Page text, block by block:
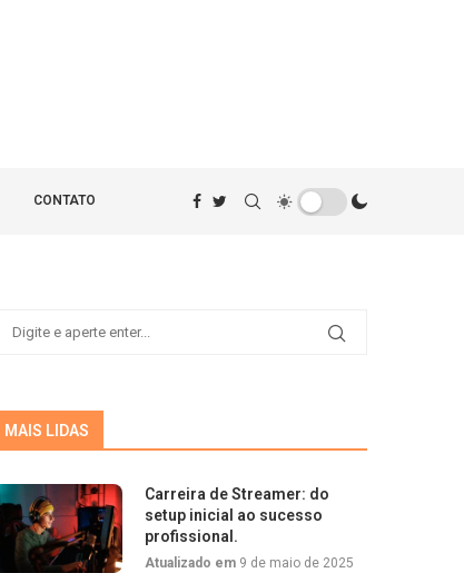
CONTATO
MAIS LIDAS
Carreira de Streamer: do
setup inicial ao sucesso
profissional.
Atualizado em 9 de maio de 2025